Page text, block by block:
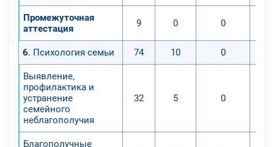
Промежуточная
аттестация
9 0 0
6. Психология семьи 74 10 0
Выявление,
профилактика и
устранение
семейного
неблагополучия
32 5 0
Благополучные